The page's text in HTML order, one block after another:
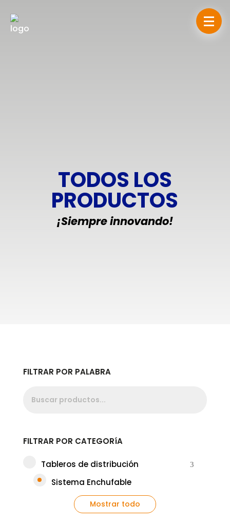
TODOS LOS
PRODUCTOS
¡Siempre innovando!
FILTRAR POR PALABRA
FILTRAR POR CATEGORíA
Tableros de distribución
Sistema Enchufable
Mostrar todo